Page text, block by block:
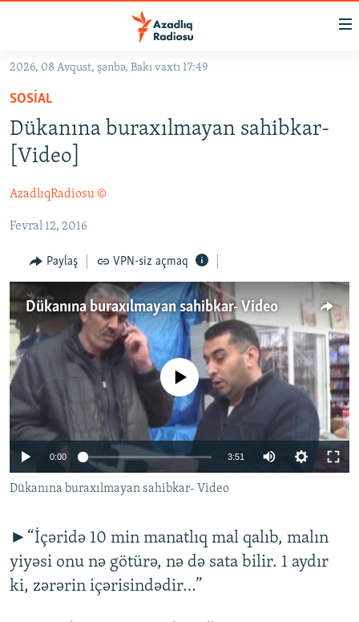
Əsas
qayıt
Əsas
naviqasiyaya
qayıt
Axtarışa
GÜNDƏM
#İZAHLA
KORRUPSIOMETR
#ƏSLINDƏ
FƏRQƏ BAX
QANUNI DOĞRU
ARAŞDIRMA
MULTIMEDIA
VIDEO
FOTOQALEREYA
İNFOQRAFIKA
KARIKATURA
RADIO ARXIV
OXU ZALI
AZƏRBAYCAN ƏDƏBIYYATI KITABXANASI
İSLAM VƏ DEMOKRATIYA
İZ - MƏDƏNIYYƏT PROQRAMI
HAQQIMIZDA
PEŞƏ ETIKASI VƏ JURNALISTIKA STANDARTLARIMIZ
MATERIALLARIMIZDAN ISTIFADƏ
AZADLIQRADIOSU MOBIL TELEFONUNUZDA
BIZIMLƏ ƏLAQƏ
BIZI IZLƏ
RFE/RL-in bütün saytları
2026, 08 Avqust, şənbə, Bakı vaxtı 17:49
SOSIAL
Dükanına buraxılmayan sahibkar-
[Video]
AzadlıqRadiosu ©
Fevral 12, 2016
Paylaş VPN-siz açmaq
Dükanına buraxılmayan sahibkar- Video
No media source currently available
0:00 3:51
Dükanına buraxılmayan sahibkar- Video
►“İçəridə 10 min manatlıq mal qalıb, malın
yiyəsi onu nə götürə, nə də sata bilir. 1 aydır
ki, zərərin içərisindədir…”